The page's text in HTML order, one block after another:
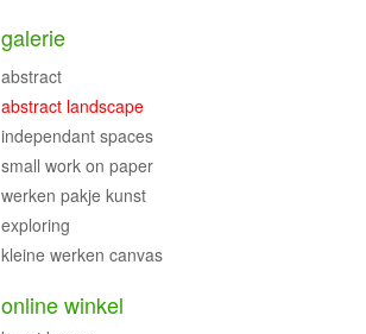
galerie
abstract
abstract landscape
independant spaces
small work on paper
werken pakje kunst
exploring
kleine werken canvas
online winkel